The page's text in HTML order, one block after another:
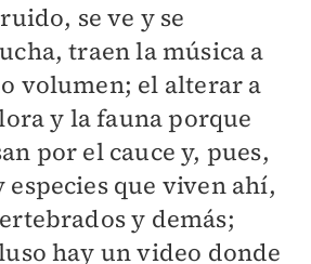
se ve y se
traen la música a
volumen; el alterar a
y la fauna porque
por el cauce y, pues,
especies que viven ahí,
y demás;
hay un video donde